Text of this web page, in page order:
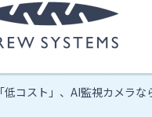
低コスト」、AI監視カメラな